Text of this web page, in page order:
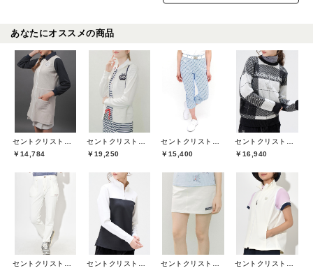
あなたにオススメの商品
￥14,784
￥19,250
￥15,400
￥16,940